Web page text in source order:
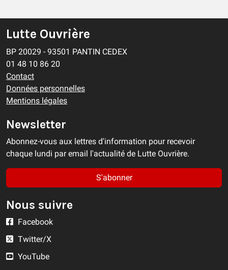
Lutte Ouvrière
BP 20029 - 93501 PANTIN CEDEX
01 48 10 86 20
Contact
Données personnelles
Mentions légales
Newsletter
Abonnez-vous aux lettres d'information pour recevoir
chaque lundi par email l'actualité de Lutte Ouvrière.
S'abonner
Nous suivre
Facebook
Twitter/X
YouTube